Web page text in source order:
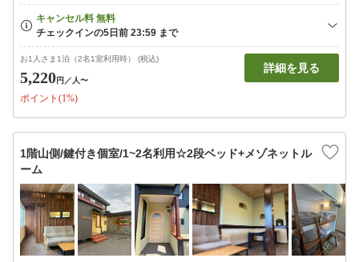
お1人さま1泊（2名1室利用時） (税込)
5,220円 ／人〜
ポイント(1%)
詳細を見る
1階山側/鍵付き個室/1~2名利用☆2段ベッド+メゾネットル
ーム